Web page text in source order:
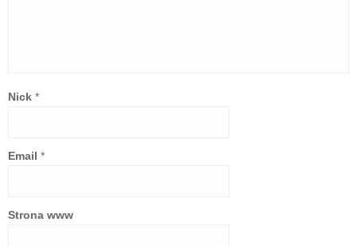
Nick *
Email *
Strona www